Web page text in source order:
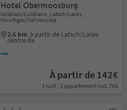
Hotel Obermoosburg
Goldrain/Coldrano, Latsch/Laces,
Vinschgau/Val Venosta
2.6 km à partir de Latsch/Laces
centre de
À partir de 142€
1 nuit / 1 appartement incl. TVA